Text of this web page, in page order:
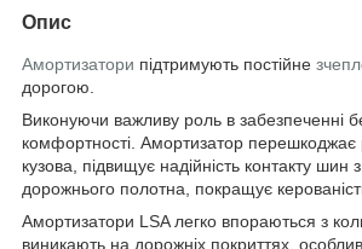
Опис
Амортизатори підтримують постійне
дорогою.
Виконуючи важливу роль в забезпеченні
комфортності. Амортизатор перешкоджає
кузова, підвищує надійність контакту шин
дорожнього полотна, покращує
Амортизатори LSA легко впораються з
виникають на дорожніх покриттях,